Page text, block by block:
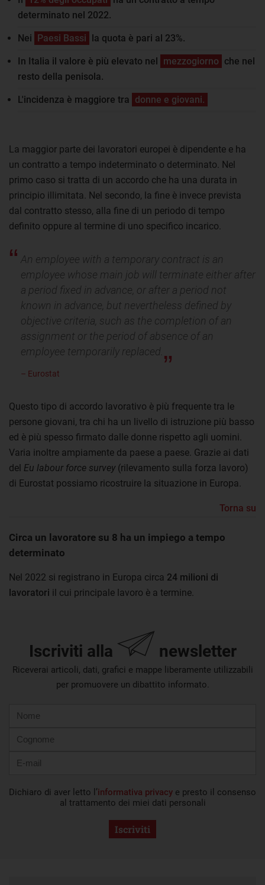
determinato nel 2022.
Nei Paesi Bassi la quota è pari al 23%.
In Italia il valore è più elevato nel mezzogiorno che nel
resto della penisola.
L'incidenza è maggiore tra donne e giovani.
La maggior parte dei lavoratori europei è dipendente e ha
un contratto a tempo indeterminato o determinato. Nel
primo caso si tratta di un accordo che ha una durata in
principio illimitata. Nel secondo, la fine è invece prevista
dal contratto stesso, alla fine di un periodo di tempo
definito oppure al termine di uno specifico incarico.
An employee with a temporary contract is an
employee whose main job will terminate either after
a period fixed in advance, or after a period not
known in advance, but nevertheless defined by
objective criteria, such as the completion of an
assignment or the period of absence of an
employee temporarily replaced.
– Eurostat
Questo tipo di accordo lavorativo è più frequente tra le
persone giovani, tra chi ha un livello di istruzione più basso
ed è più spesso firmato dalle donne rispetto agli uomini.
Varia inoltre ampiamente da paese a paese. Grazie ai dati
del Eu labour force survey (rilevamento sulla forza lavoro)
di Eurostat possiamo ricostruire la situazione in Europa.
Torna su
Circa un lavoratore su 8 ha un impiego a tempo
determinato
Nel 2022 si registrano in Europa circa 24 milioni di
lavoratori il cui principale lavoro è a termine.
Iscriviti alla newsletter
Riceverai articoli, dati, grafici e mappe liberamente utilizzabili
per promuovere un dibattito informato.
mail
Dichiaro di aver letto l’informativa privacy e presto il consenso
al trattamento dei miei dati personali
Iscriviti